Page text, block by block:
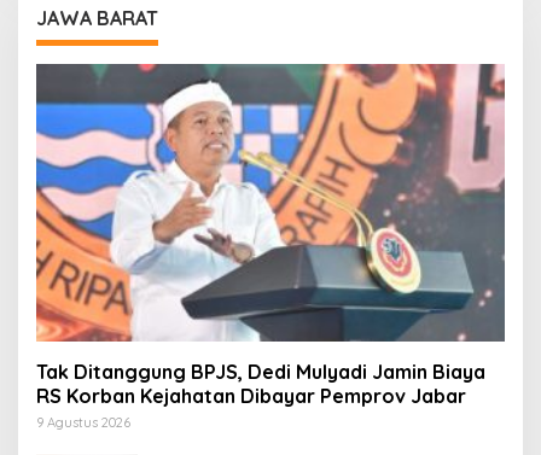
JAWA BARAT
Tak Ditanggung BPJS, Dedi Mulyadi Jamin Biaya
RS Korban Kejahatan Dibayar Pemprov Jabar
9 Agustus 2026